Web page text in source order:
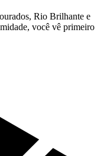
Rio Brilhante e
você vê primeiro